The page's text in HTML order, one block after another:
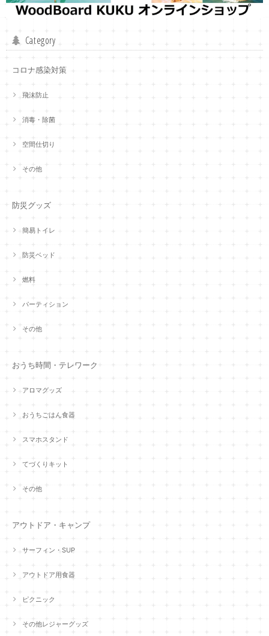
Category
コロナ感染対策
飛沫防止
消毒・除菌
空間仕切り
その他
防災グッズ
簡易トイレ
防災ベッド
燃料
パーティション
その他
おうち時間・テレワーク
アロマグッズ
おうちごはん食器
スマホスタンド
てづくりキット
その他
アウトドア・キャンプ
サーフィン・SUP
アウトドア用食器
ピクニック
その他レジャーグッズ